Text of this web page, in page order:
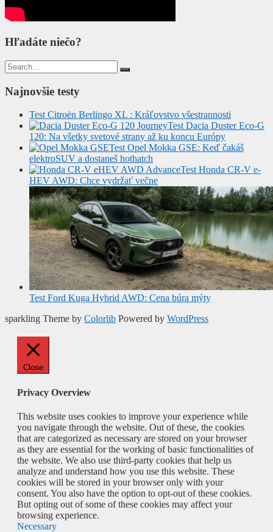
Hľadáte niečo?
Search
for:
Najnovšie testy
Test Citroën Berlingo XL : Kráľovstvo všestrannosti
Test Dacia Duster Eco-G
120: Na všetky svetové strany až ku koncu Európy
Test Opel Mokka GSE: Keď čakáš
elektroSUV a dostaneš hothatch
Test Honda CR-V e-
HEV AWD: Chce vydržať večne
Test Ford Kuga Hybrid AWD: Cena búra mýty
sparkling Theme by Colorlib Powered by WordPress
Close
Privacy Overview
This website uses cookies to improve your experience while
you navigate through the website. Out of these, the cookies
that are categorized as necessary are stored on your browser
as they are essential for the working of basic functionalities of
the website. We also use third-party cookies that help us
analyze and understand how you use this website. These
cookies will be stored in your browser only with your
consent. You also have the option to opt-out of these cookies.
But opting out of some of these cookies may affect your
browsing experience.
Necessary